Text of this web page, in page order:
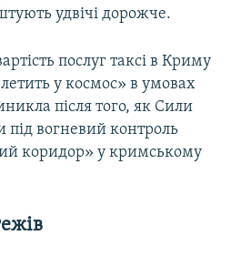
удвічі дорожче.
послуг таксі в Криму
у космос» в умовах
після того, як Сили
під вогневий контроль
коридор» у кримському